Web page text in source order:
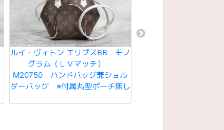
ルイ・ヴィトン エリプスBB モノ
グラム（ＬＶマッチ）
M20750 ハンドバッグ兼ショル
ダーバッグ ※付属丸型ポーチ無し